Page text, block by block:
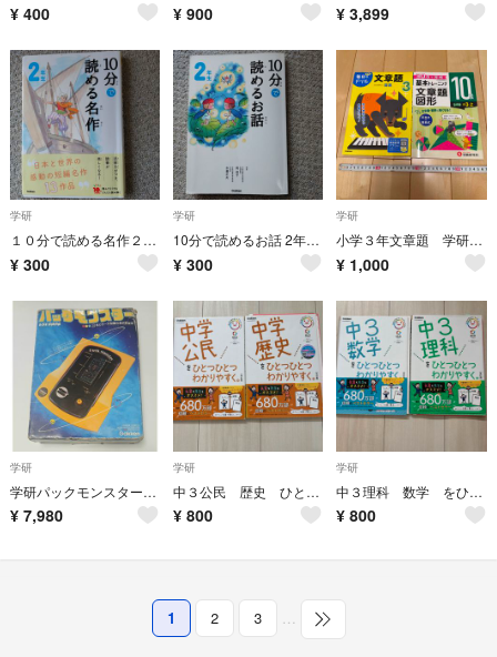
¥ 400 ¥ 900 ¥ 3,899
学研
１０分で読める名作２年生 シンドバッド他
¥ 300
学研
10分で読めるお話 2年生 つるとかも他
¥ 300
学研
小学３年文章題 学研 基本トレーニング 文章題 図形 受験研究社
¥ 1,000
学研
学研パックモンスターLSI ゲーム機 可動品 本体美品 当時物
¥ 7,980
学研
中３公民 歴史 ひとつひとつわかりやすく。
¥ 800
学研
中３理科 数学 をひとつひとつわかりやすく。
¥ 800
1 2 3